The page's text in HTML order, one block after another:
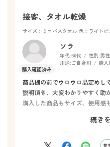
接客、タオル乾燥
サイズ：ミニバスタオル 色：ライトピ
ソラ
年代:50代 性別:男性
用途: ご自身用 購入
商品棚の前でウロウロ品定めし
説明頂き、大変わかりやすく助
購入した商品もサイズ、使用感
沢山の種類があるから使ってみ
続き
参